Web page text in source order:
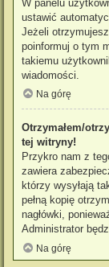
W panelu
ustawić
Jeżeli
poinformuj o tym
takiemu
wiadomości.
Na górę
Otrzymałem/
tej witryny!
Przykro nam z
zawiera
którzy wysyłają
pełną kopię
nagłówki,
Administrator
Na górę